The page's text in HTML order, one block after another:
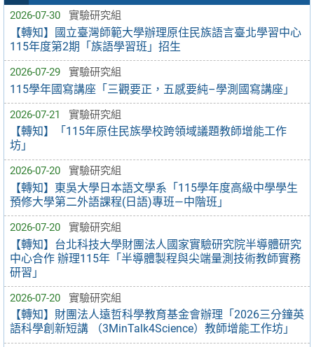
2026-07-30 實驗研究組
【轉知】國立臺灣師範大學辦理原住民族語言臺北學習中心
115年度第2期「族語學習班」招生
2026-07-29 實驗研究組
115學年國寫講座「三觀要正，五感要純–學測國寫講座」
2026-07-21 實驗研究組
【轉知】「115年原住民族學校跨領域議題教師增能工作
坊」
2026-07-20 實驗研究組
【轉知】東吳大學日本語文學系「115學年度高級中學學生
預修大學第二外語課程(日語)專班—中階班」
2026-07-20 實驗研究組
【轉知】台北科技大學財團法人國家實驗研究院半導體研究
中心合作 辦理115年「半導體製程與尖端量測技術教師實務
研習」
2026-07-20 實驗研究組
【轉知】財團法人遠哲科學教育基金會辦理「2026三分鐘英
語科學創新短講 （3MinTalk4Science）教師增能工作坊」